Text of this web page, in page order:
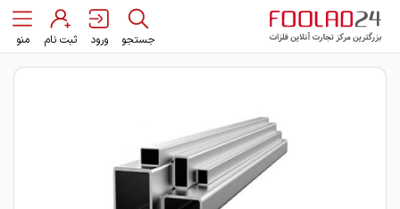
جستجو ورود ثبت نام منو